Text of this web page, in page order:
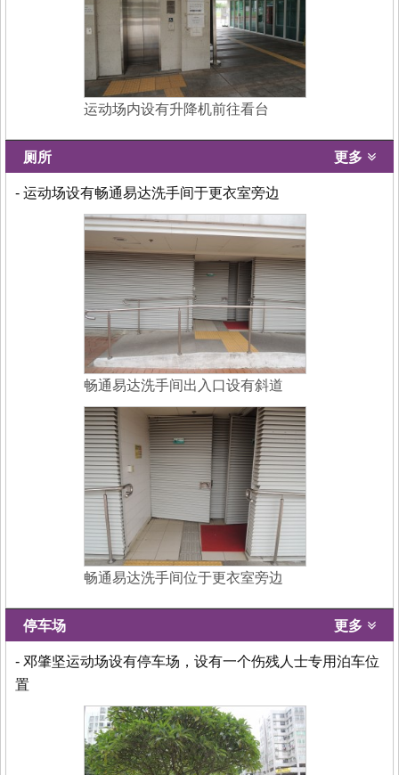
运动场内设有升降机前往看台
厕所 更多
- 运动场设有畅通易达洗手间于更衣室旁边
畅通易达洗手间出入口设有斜道
畅通易达洗手间位于更衣室旁边
停车场 更多
- 邓肇坚运动场设有停车场，设有一个伤残人士专用泊车位
置